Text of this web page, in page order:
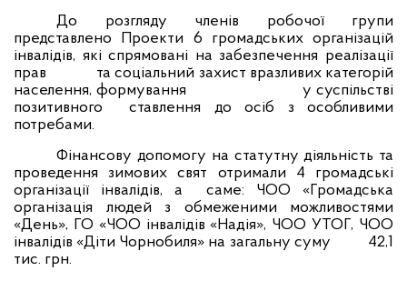
До розгляду членів робочої групи
представлено Проекти 6 громадських організацій
інвалідів, які спрямовані на забезпечення реалізації
прав
та соціальний захист вразливих категорій
населення, формування
у суспільстві
позитивного
ставлення до осіб з особливими
потребами.
Фінансову допомогу на статутну діяльність та
проведення зимових свят отримали 4 громадські
організації інвалідів, а
саме: ЧОО «Громадська
організація людей з обмеженими можливостями
«День», ГО «ЧОО інвалідів «Надія», ЧОО УТОГ, ЧОО
інвалідів «Діти Чорнобиля» на загальну суму
42,1
тис. грн.